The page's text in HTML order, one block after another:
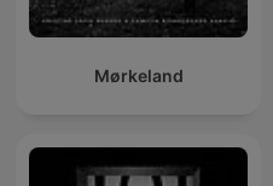
Mørkeland